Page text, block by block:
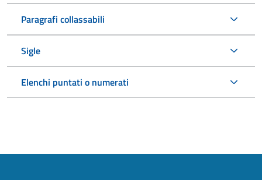
Paragrafi collassabili
Sigle
Elenchi puntati o numerati